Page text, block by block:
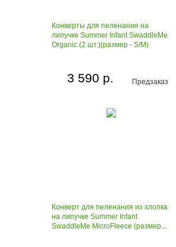
Конверты для пеленания на
липучке Summer Infant SwaddleMe
Organic (2 шт.)(размер - S/М)
Предзаказ
3 590 р.
Конверт для пеленания из хлопка
на липучке Summer Infant
SwaddleMe MicroFleece (размер...